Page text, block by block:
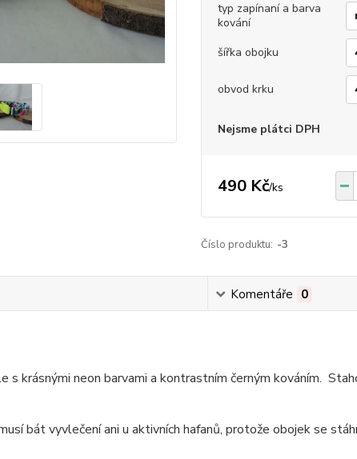
typ zapínaní a barva
kování
šířka obojku
obvod krku
Nejsme plátci DPH
490 Kč/ks
Číslo produktu: -3
Komentáře 0
s krásnými neon barvami a kontrastním černým kováním.
bát vyvlečení ani u aktivních hafanů, protože obojek se